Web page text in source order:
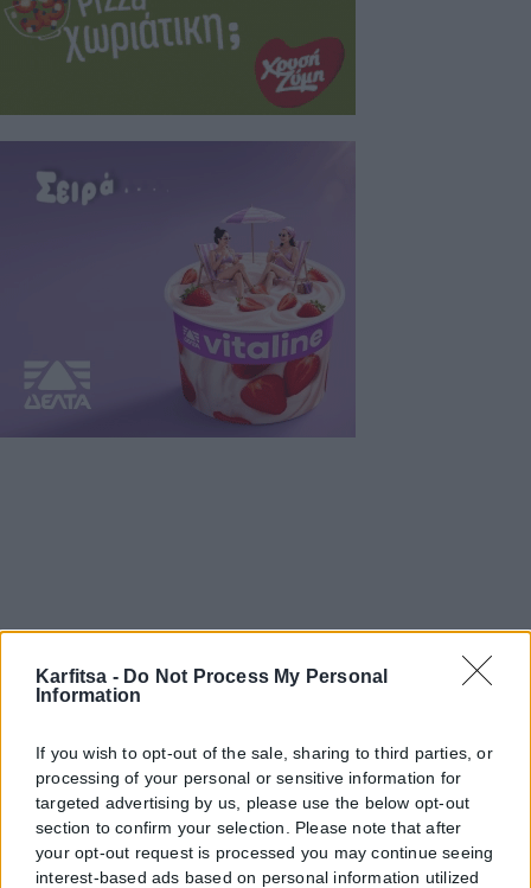
Karfitsa - Do Not Process My Personal
Information
If you wish to opt-out of the sale, sharing to third parties, or
processing of your personal or sensitive information for
targeted advertising by us, please use the below opt-out
section to confirm your selection. Please note that after
your opt-out request is processed you may continue seeing
interest-based ads based on personal information utilized